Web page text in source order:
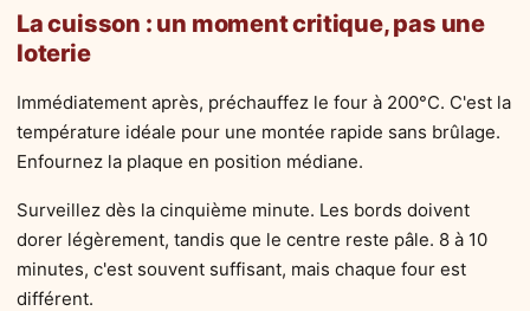
La cuisson : un moment critique, pas une
loterie
Immédiatement après, préchauffez le four à 200°C. C'est la
température idéale pour une montée rapide sans brûlage.
Enfournez la plaque en position médiane.
Surveillez dès la cinquième minute. Les bords doivent
dorer légèrement, tandis que le centre reste pâle. 8 à 10
minutes, c'est souvent suffisant, mais chaque four est
différent.